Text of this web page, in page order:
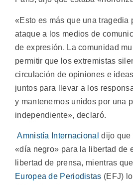
«Esto es más que una tragedia
ataque a los medios de
de expresión. La comunidad
permitir que los extremistas
circulación de opiniones e
juntos para llevar a los
y mantenernos unidos por una
independiente», declaró.
Amnistía Internacional dijo que
«día negro» para la libertad de
libertad de prensa, mientras
Europea de Periodistas (EFJ)